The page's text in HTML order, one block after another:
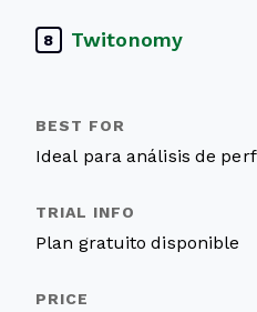
8 Twitonomy
Ideal para análisis de
Plan gratuito disponible